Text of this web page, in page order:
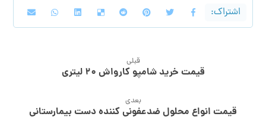
قبلی
قیمت خرید شامپو کارواش ۲۰ لیتری
بعدی
قیمت انواع محلول ضدعفونی کننده دست بیمارستانی